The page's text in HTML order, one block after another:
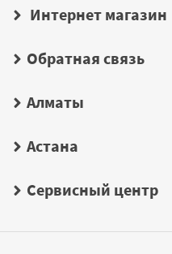
Интернет магазин
Обратная связь
Алматы
Астана
Сервисный центр